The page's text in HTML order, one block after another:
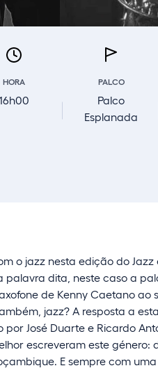
HORA PALCO
Palco
Esplanada
o jazz nesta edição do
dita, neste caso a
de Kenny Caetano ao
jazz? A resposta a
José Duarte e Ricardo
escreveram este género:
E sempre com